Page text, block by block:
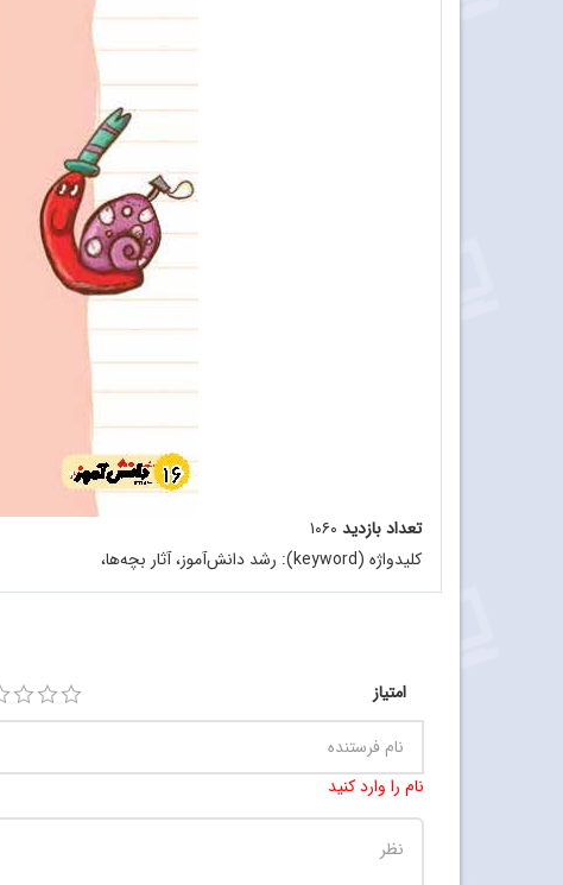
تعداد بازدید ۱۰۶۰
کلیدواژه (keyword):
رشد دانش‌آموز، آثار بچه‌ها،
امتیاز
نام را وارد کنید